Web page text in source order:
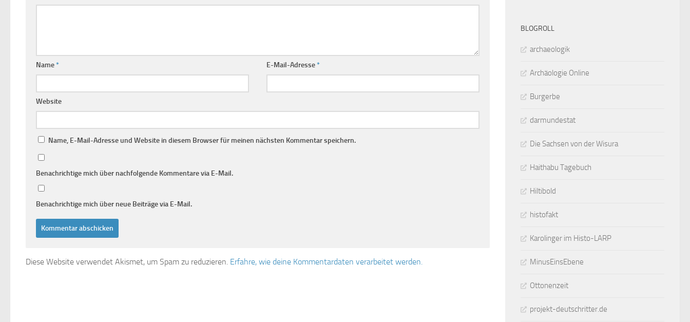
Name* E-Mail-Adresse*
Website
Name, E-Mail-Adresse und Website in diesem Browser für meinen nächsten Kommentar speichern.
Benachrichtige mich über nachfolgende Kommentare via E-Mail.
Benachrichtige mich über neue Beiträge via E-Mail.
Diese Website verwendet Akismet, um Spam zu reduzieren. Erfahre, wie deine Kommentardaten verarbeitet werden.
BLOGROLL
archaeologik
Archäologie Online
Burgerbe
darmundestat
Die Sachsen von der Wisura
Haithabu Tagebuch
Hiltibold
histofakt
Karolinger im Histo-LARP
MinusEinsEbene
Ottonenzeit
projekt-deutschritter.de